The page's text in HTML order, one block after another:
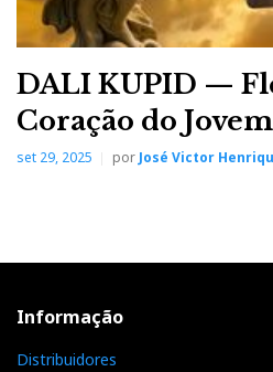
DALI KUPID —
Coração do
set 29, 2025 por José Victor
Informação
Distribuidores